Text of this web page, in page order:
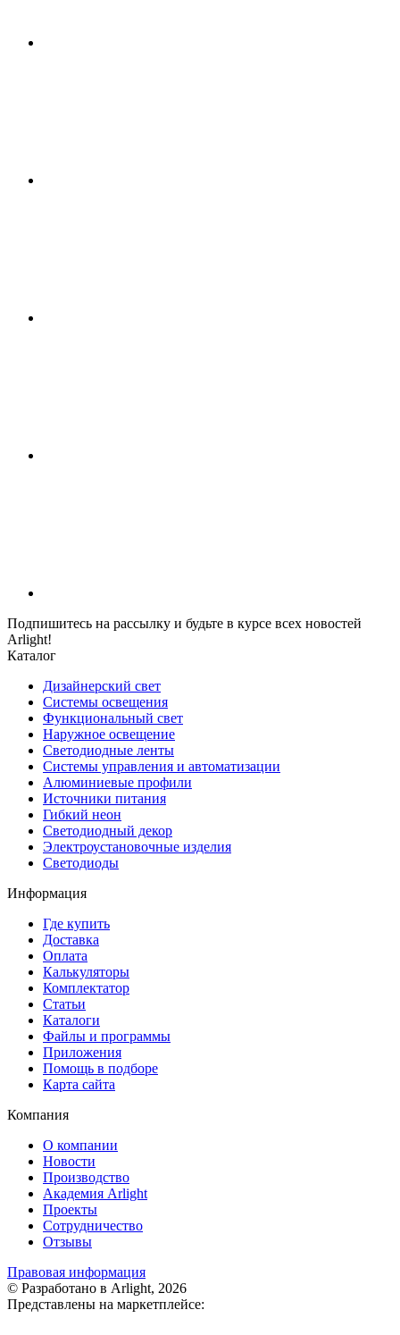
Подпишитесь на рассылку и будьте в курсе всех новостей
Arlight!
Каталог
Дизайнерский свет
Системы освещения
Функциональный свет
Наружное освещение
Светодиодные ленты
Системы управления и автоматизации
Алюминиевые профили
Источники питания
Гибкий неон
Светодиодный декор
Электроустановочные изделия
Светодиоды
Информация
Где купить
Доставка
Оплата
Калькуляторы
Комплектатор
Статьи
Каталоги
Файлы и программы
Приложения
Помощь в подборе
Карта сайта
Компания
О компании
Новости
Производство
Академия Arlight
Проекты
Сотрудничество
Отзывы
Правовая информация
© Разработано в Arlight, 2026
Представлены на маркетплейсе: